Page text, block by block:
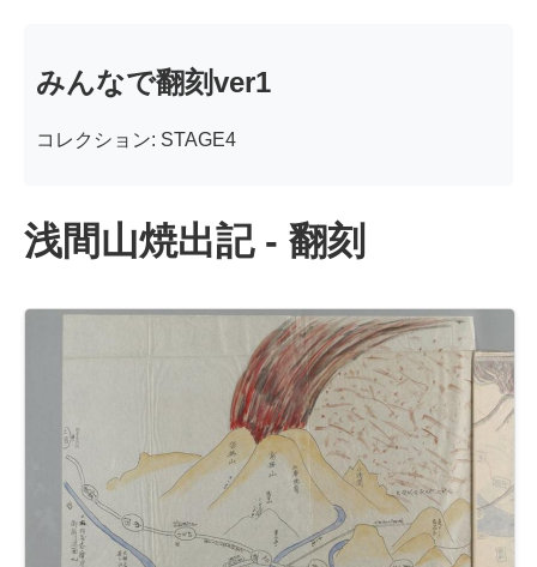
みんなで翻刻ver1
コレクション: STAGE4
浅間山焼出記 - 翻刻